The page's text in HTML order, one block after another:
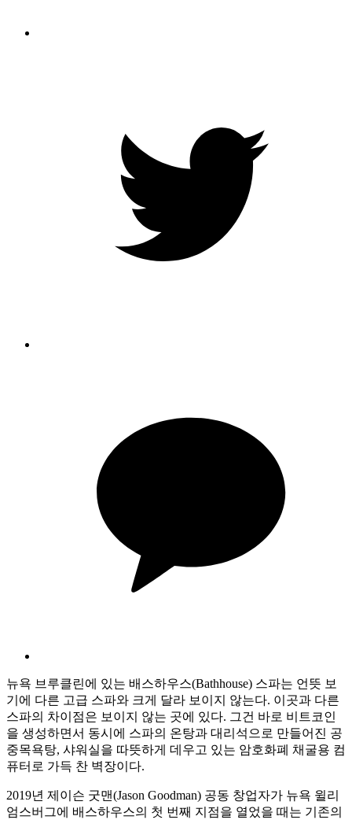
뉴욕 브루클린에 있는 배스하우스(Bathhouse) 스파는 언뜻 보
기에 다른 고급 스파와 크게 달라 보이지 않는다. 이곳과 다른
스파의 차이점은 보이지 않는 곳에 있다. 그건 바로 비트코인
을 생성하면서 동시에 스파의 온탕과 대리석으로 만들어진 공
중목욕탕, 샤워실을 따뜻하게 데우고 있는 암호화폐 채굴용 컴
퓨터로 가득 찬 벽장이다.
2019년 제이슨 굿맨(Jason Goodman) 공동 창업자가 뉴욕 윌리
엄스버그에 배스하우스의 첫 번째 지점을 열었을 때는 기존의